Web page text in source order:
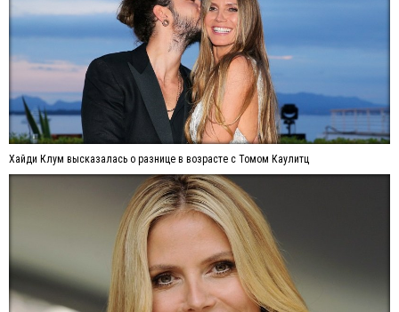
Хайди Клум высказалась о разнице в возрасте с Томом Каулитц